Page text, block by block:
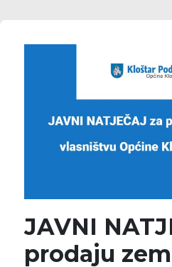
JAVNI
prodaju